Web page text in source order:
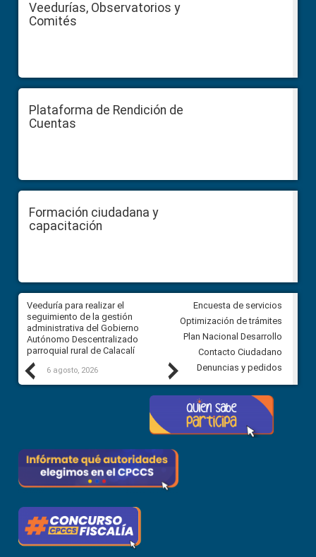
Veedurías, Observatorios y
Comités
Plataforma de Rendición de
Cuentas
Formación ciudadana y
capacitación
Previous
Veeduría para realizar el
seguimiento de la gestión
administrativa del Gobierno
Autónomo Descentralizado
parroquial rural de Calacalí
6 agosto, 2026
Veeduría para vigilar los
derivados de la Audiencia
comunidad Urbina, parroquia
Carolina
5 agosto, 2026
Next
Encuesta de servicios
Optimización de trámites
Plan Nacional Desarrollo
Contacto Ciudadano
Denuncias y pedidos